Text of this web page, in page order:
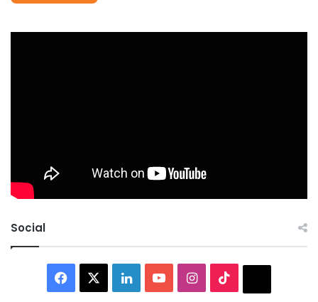
Social
Facebook LinkedInYouTubeInstagram